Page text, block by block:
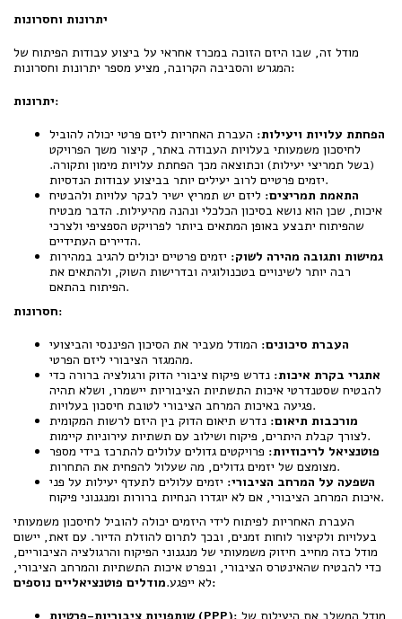
יתרונות וחסרונות
מודל זה, שבו היזם הזוכה במכרז אחראי על ביצוע עבודות הפיתוח של
המגרש והסביבה הקרובה, מציע מספר יתרונות וחסרונות:
יתרונות:
הפחתת עלויות ויעילות: העברת האחריות ליזם פרטי יכולה להוביל
לחיסכון משמעותי בעלויות העבודה באתר, קיצור משך הפרויקט
(בשל תמריצי יעילות) וכתוצאה מכך הפחתת עלויות מימון ותקורה.
יזמים פרטיים לרוב יעילים יותר בביצוע עבודות הנדסיות.
התאמת תמריצים: ליזם יש תמריץ ישיר לבקר עלויות ולהבטיח
איכות, שכן הוא נושא בסיכון הכלכלי ונהנה מהיעילות. הדבר מבטיח
שהפיתוח יתבצע באופן המתאים ביותר לפרויקט הספציפי ולצרכי
הדיירים העתידיים.
גמישות ותגובה מהירה לשוק: יזמים פרטיים יכולים להגיב במהירות
רבה יותר לשינויים בטכנולוגיה ובדרישות השוק, ולהתאים את
הפיתוח בהתאם.
חסרונות:
העברת סיכונים: המודל מעביר את הסיכון הפיננסי והביצועי
מהמגזר הציבורי ליזם הפרטי.
אתגרי בקרת איכות: נדרש פיקוח ציבורי הדוק ורגולציה ברורה כדי
להבטיח שסטנדרטי איכות התשתיות הציבוריות יישמרו, ושלא תהיה
פגיעה באיכות המרחב הציבורי לטובת חיסכון בעלויות.
מורכבות תיאום: נדרש תיאום הדוק בין היזם לרשות המקומית
לצורך קבלת היתרים, פיקוח ושילוב עם תשתיות עירוניות קיימות.
פוטנציאל לריכוזיות: פרויקטים גדולים עלולים להתרכז בידי מספר
מצומצם של יזמים גדולים, מה שעלול להפחית את התחרות.
השפעה על המרחב הציבורי: יזמים עלולים לתעדף יעילות על פני
איכות המרחב הציבורי, אם לא יוגדרו הנחיות ברורות ומנגנוני פיקוח.
העברת האחריות לפיתוח לידי היזמים יכולה להוביל לחיסכון משמעותי
בעלויות ולקיצור לוחות זמנים, ובכך לתרום להוזלת הדיור. עם זאת, יישום
מודל כזה מחייב חיזוק משמעותי של מנגנוני הפיקוח והרגולציה הציבוריים,
כדי להבטיח שהאינטרס הציבורי, ובפרט איכות התשתיות והמרחב הציבורי,
לא ייפגע.מודלים פוטנציאליים נוספים: